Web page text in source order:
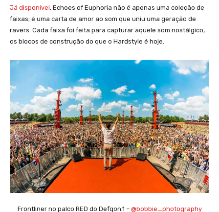
Já disponível, Echoes of Euphoria não é apenas uma coleção de
faixas; é uma carta de amor ao som que uniu uma geração de
ravers. Cada faixa foi feita para capturar aquele som nostálgico,
os blocos de construção do que o Hardstyle é hoje.
Frontliner no palco RED do Defqon.1 – @bobbie_photography